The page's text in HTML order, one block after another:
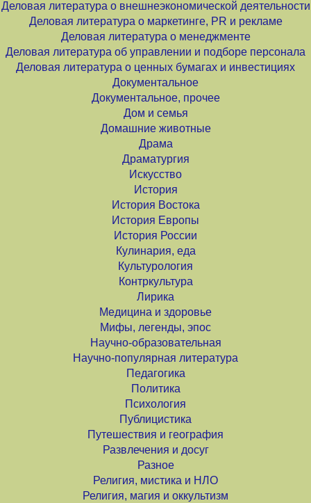
Деловая литература о внешнеэкономической деятельности
Деловая литература о маркетинге, PR и рекламе
Деловая литература о менеджменте
Деловая литература об управлении и подборе персонала
Деловая литература о ценных бумагах и инвестициях
Документальное
Документальное, прочее
Дом и семья
Домашние животные
Драма
Драматургия
Искусство
История
История Востока
История Европы
История России
Кулинария, еда
Культурология
Контркультура
Лирика
Медицина и здоровье
Мифы, легенды, эпос
Научно-образовательная
Научно-популярная литература
Педагогика
Политика
Психология
Публицистика
Путешествия и география
Развлечения и досуг
Разное
Религия, мистика и НЛО
Религия, магия и оккультизм